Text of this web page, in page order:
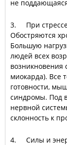
не
3. При стрессе
Обостряются
Большую
людей всех
возникновения
миокарда). Все
готовности,
синдромы. Под
нервной
склонность к
4. Силы и